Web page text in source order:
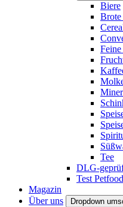
Biere
Tee
DLG-
Test Petfood
Magazin
Über uns
Dropdown